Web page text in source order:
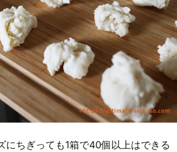
にちぎっても1箱で40個以上はできる